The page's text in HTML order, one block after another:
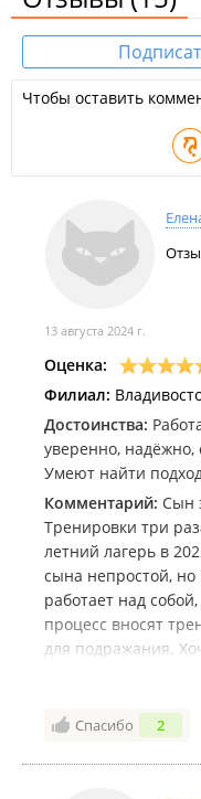
навык по
навык страховки
развитие
привитие
дружный
уверенность в
Действуют
скидки
жена, брат, сестра).
Набор ведется в
Чтобы оставить
13 августа 2024 г.
Оценка:
Филиал:
Достоинства:
уверенно, надёжно,
Умеют найти
Комментарий: Сын
Тренировки три
летний лагерь в
сына непростой, но
работает над
процесс вносят
для подражания.
честное
насилия, и в то же
Спасибо 2